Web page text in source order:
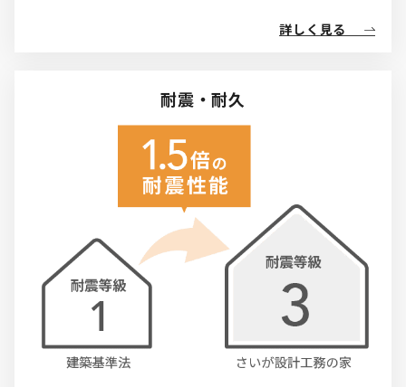
詳しく見る
耐震・耐久